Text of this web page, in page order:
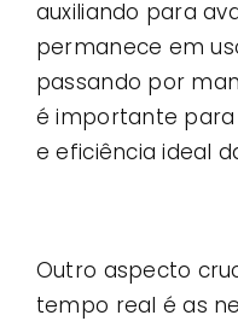
auxiliando para
permanece em
passando por
é importante
e eficiência ideal
Outro aspecto
tempo real é as